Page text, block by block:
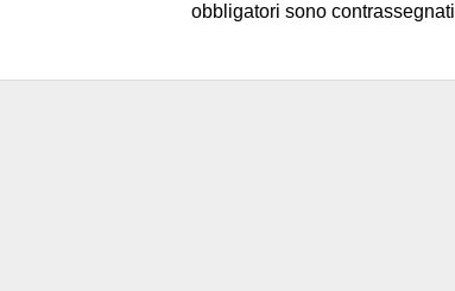
obbligatori sono contrassegnati